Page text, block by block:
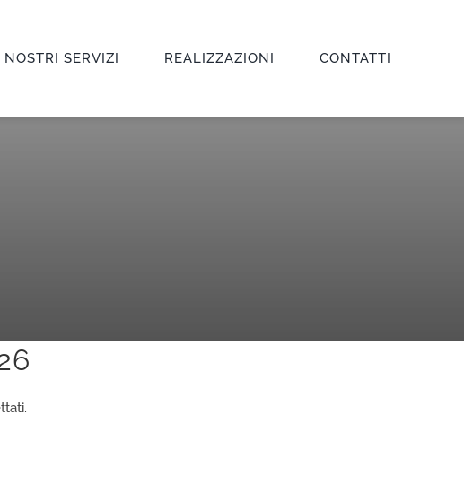
NOSTRI SERVIZI REALIZZAZIONI CONTATTI